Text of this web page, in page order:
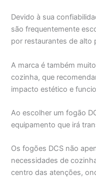
Devido à sua
são frequentemente
por restaurantes de alto
A marca é também
cozinha, que
impacto estético e
Ao escolher um fogão
equipamento que irá
Os fogões DCS não
necessidades de
centro das atenções,